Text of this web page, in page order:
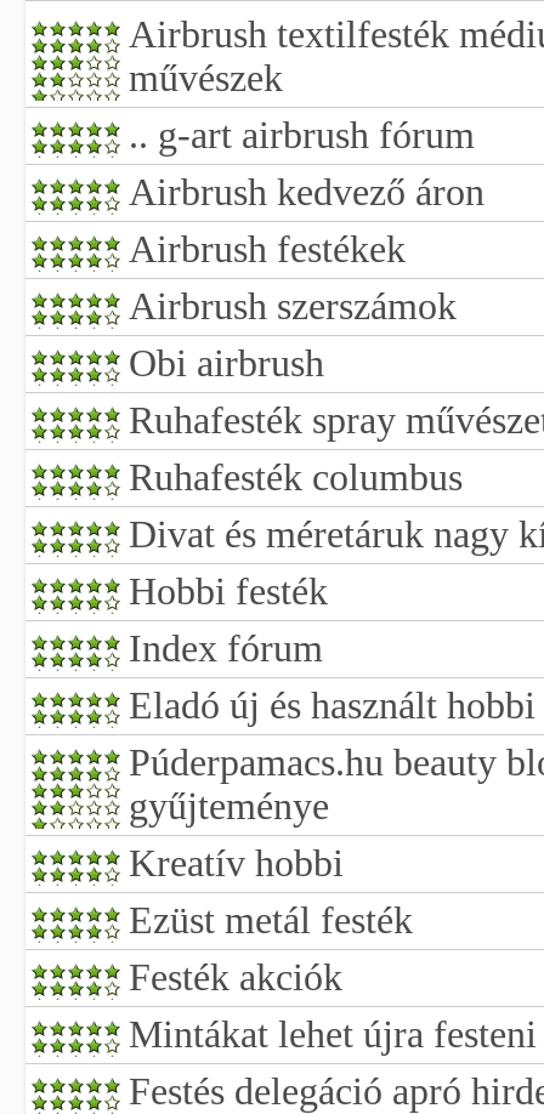
Airbrush textilfesték
művészek
.. g-art airbrush fórum
Airbrush kedvező áron
Airbrush festékek
Airbrush szerszámok
Obi airbrush
Ruhafesték spray
Ruhafesték columbus
Divat és méretáruk nagy
Hobbi festék
Index fórum
Eladó új és használt
Púderpamacs.hu beauty
gyűjteménye
Kreatív hobbi
Ezüst metál festék
Festék akciók
Mintákat lehet újra
Festés delegáció apró